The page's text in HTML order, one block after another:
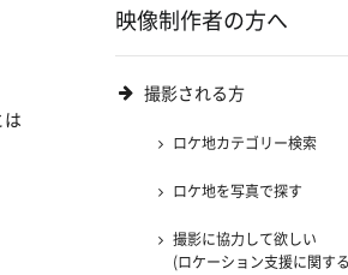
は
映像制作者の方へ
撮影される方
ロケ地カテゴリー検索
ロケ地を写真で探す
撮影に協力して欲しい
(ロケーション支援に関す